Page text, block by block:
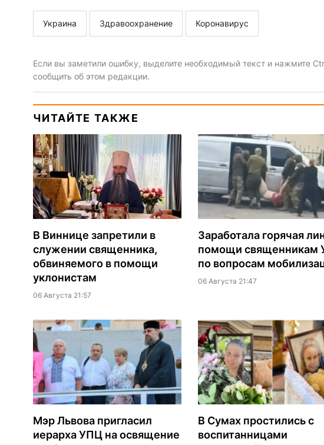
Украина Здравоохранение Коронавирус
Если вы заметили ошибку, выделите необходимый текст и нажмите
сообщить об этом редакции.
ЧИТАЙТЕ ТАКЖЕ
В Виннице запретили в
служении священника,
обвиняемого в помощи
уклонистам
06 Августа 21:57
Заработала горячая
помощи священникам
по вопросам
06 Августа 21:47
Мэр Львова пригласил
иерарха УПЦ на освящение
В Сумах простились с
воспитанницами